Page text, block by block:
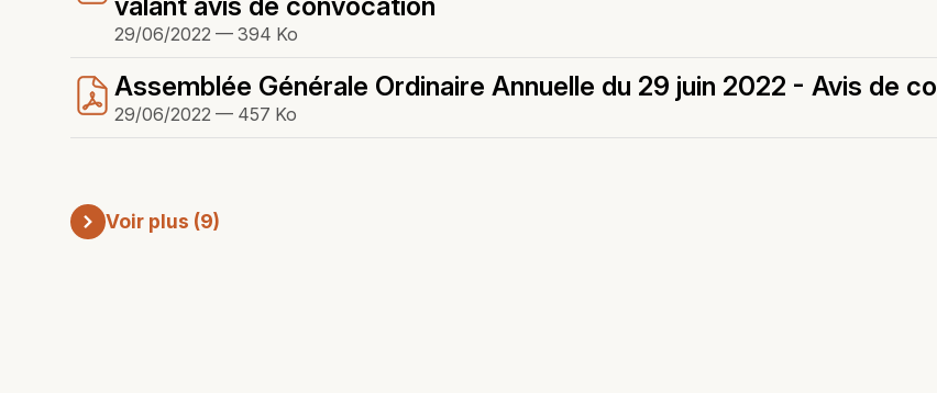
29/06/2022 — 394 Ko
Assemblée Générale Ordinaire Annuelle du 29 juin 2022 - Avis de
29/06/2022 — 457 Ko
Voir plus (9)